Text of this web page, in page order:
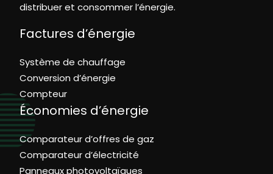
distribuer et consommer l’énergie.
Factures d’énergie
Système de chauffage
Conversion d’énergie
Compteur
Économies d’énergie
Comparateur d’offres de gaz
Comparateur d’électricité
Panneaux photovoltaïques